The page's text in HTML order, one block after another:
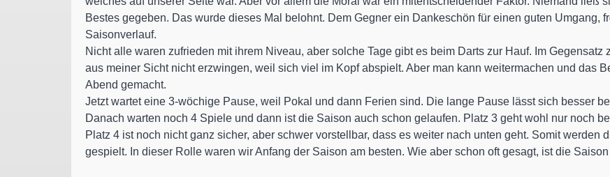
Bestes gegeben. Das wurde dieses Mal belohnt. Dem Gegner ein Dankeschön für einen guten Umgang,
Saisonverlauf.
Nicht alle waren zufrieden mit ihrem Niveau, aber solche Tage gibt es beim Darts zur Hauf. Im
aus meiner Sicht nicht erzwingen, weil sich viel im Kopf abspielt. Aber man kann weitermachen und das
Abend gemacht.
Jetzt wartet eine 3-wöchige Pause, weil Pokal und dann Ferien sind. Die lange Pause lässt sich besser
Danach warten noch 4 Spiele und dann ist die Saison auch schon gelaufen. Platz 3 geht wohl nur noch
Platz 4 ist noch nicht ganz sicher, aber schwer vorstellbar, dass es weiter nach unten geht. Somit
gespielt. In dieser Rolle waren wir Anfang der Saison am besten. Wie aber schon oft gesagt, ist die